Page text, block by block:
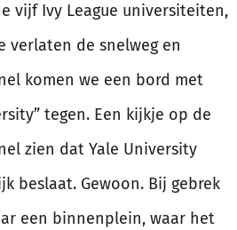
vijf Ivy League universiteiten,
verlaten de snelweg en
komen we een bord met
tegen. Een kijkje op de
zien dat Yale University
beslaat. Gewoon. Bij gebrek
een binnenplein, waar het